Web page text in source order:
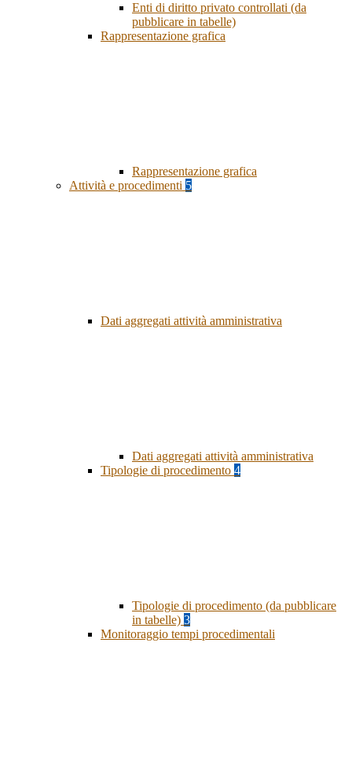
Enti di diritto privato controllati (da
pubblicare in tabelle)
Rappresentazione grafica
Rappresentazione grafica
Attività e procedimenti 5
Dati aggregati attività amministrativa
Dati aggregati attività amministrativa
Tipologie di procedimento 4
Tipologie di procedimento (da pubblicare
in tabelle) 3
Monitoraggio tempi procedimentali